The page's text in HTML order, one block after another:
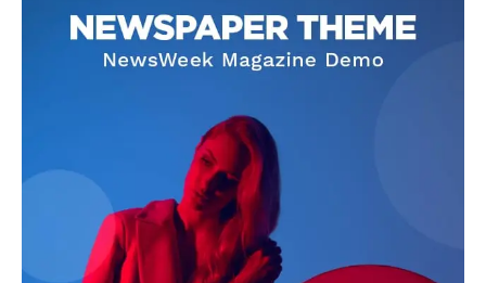
AIN NEWS 1
Contact Us
Privacy Policy
Terms of Use Agreement